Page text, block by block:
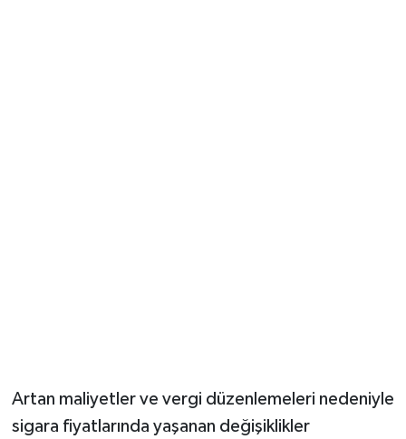
Artan maliyetler ve vergi düzenlemeleri nedeniyle
sigara fiyatlarında yaşanan değişiklikler